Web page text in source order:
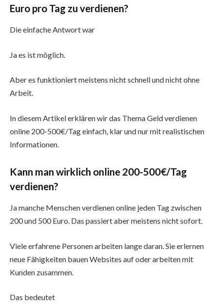
Euro pro Tag zu verdienen?
Die einfache Antwort war
Ja es ist möglich.
Aber es funktioniert meistens nicht schnell und nicht ohne
Arbeit.
In diesem Artikel erklären wir das Thema Geld verdienen
online 200-500€/Tag einfach, klar und nur mit realistischen
Informationen.
Kann man wirklich online 200-500€/Tag
verdienen?
Ja manche Menschen verdienen online jeden Tag zwischen
200 und 500 Euro. Das passiert aber meistens nicht sofort.
Viele erfahrene Personen arbeiten lange daran. Sie erlernen
neue Fähigkeiten bauen Websites auf oder arbeiten mit
Kunden zusammen.
Das bedeutet